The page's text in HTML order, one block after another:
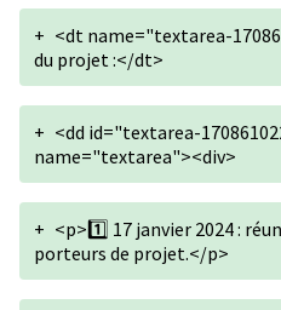
+ <dt name="textarea-
du projet :</dt>
+ <dd id="textarea-
name="textarea"><div>
+ <p>1️⃣ 17 janvier 2024 :
porteurs de projet.</p>